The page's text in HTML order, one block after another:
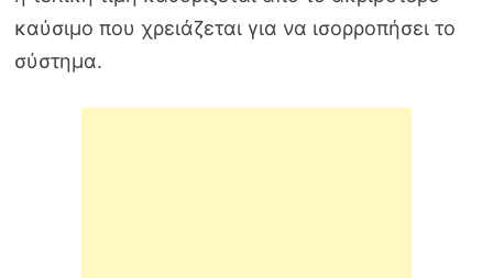
καύσιμο που χρειάζεται για να ισορροπήσει το
σύστημα.